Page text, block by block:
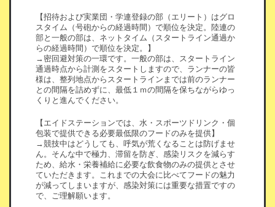
【招待および実業団・学連登録の部（エリート）はグロ
スタイム（号砲からの経過時間）で順位を決定。陸連の
部と一般の部は、ネットタイム（スタートライン通過か
らの経過時間）で順位を決定。】
→密回避対策の一環です。一般の部は、スタートライン
通過時点から計測をスタートしますので、ランナーの皆
様は、整列地点からスタートラインまでは前のランナー
との間隔を詰めずに、最低１ｍの間隔を保ちながらゆっ
くりと進んでください。
【エイドステーションでは、水・スポーツドリンク・個
包装で提供できる必要最低限のフードのみを提供】
→競技中はどうしても、呼気が荒くなることは防げませ
ん。そんな中で極力、滞留を防ぎ、感染リスクを減らす
ため、給水・栄養補給に必要な飲食物のみの提供とさせ
ていただきます。これまでの大会に比べてフードの魅力
が減ってしまいますが、感染対策には重要な措置ですの
で、ご理解願います。